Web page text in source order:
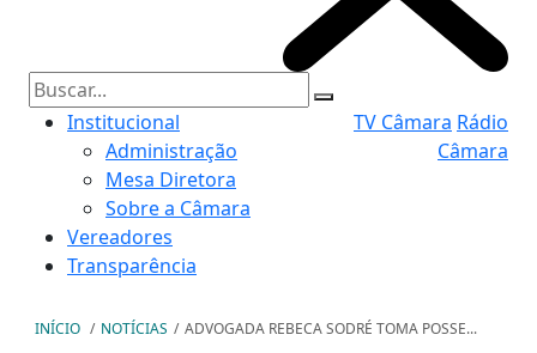
Institucional
Administração
Mesa Diretora
Sobre a Câmara
Vereadores
Transparência
TV Câmara Rádio
Câmara
INÍCIO / NOTÍCIAS / ADVOGADA REBECA SODRÉ TOMA POSSE...